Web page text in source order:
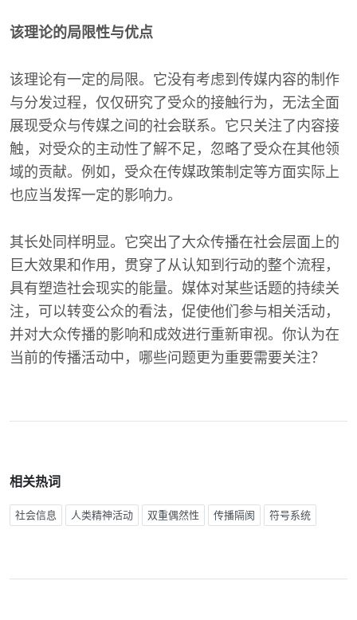
该理论的局限性与优点
该理论有一定的局限。它没有考虑到传媒内容的制作
与分发过程，仅仅研究了受众的接触行为，无法全面
展现受众与传媒之间的社会联系。它只关注了内容接
触，对受众的主动性了解不足，忽略了受众在其他领
域的贡献。例如，受众在传媒政策制定等方面实际上
也应当发挥一定的影响力。
其长处同样明显。它突出了大众传播在社会层面上的
巨大效果和作用，贯穿了从认知到行动的整个流程，
具有塑造社会现实的能量。媒体对某些话题的持续关
注，可以转变公众的看法，促使他们参与相关活动，
并对大众传播的影响和成效进行重新审视。你认为在
当前的传播活动中，哪些问题更为重要需要关注？
相关热词
社会信息 人类精神活动 双重偶然性 传播隔阂 符号系统